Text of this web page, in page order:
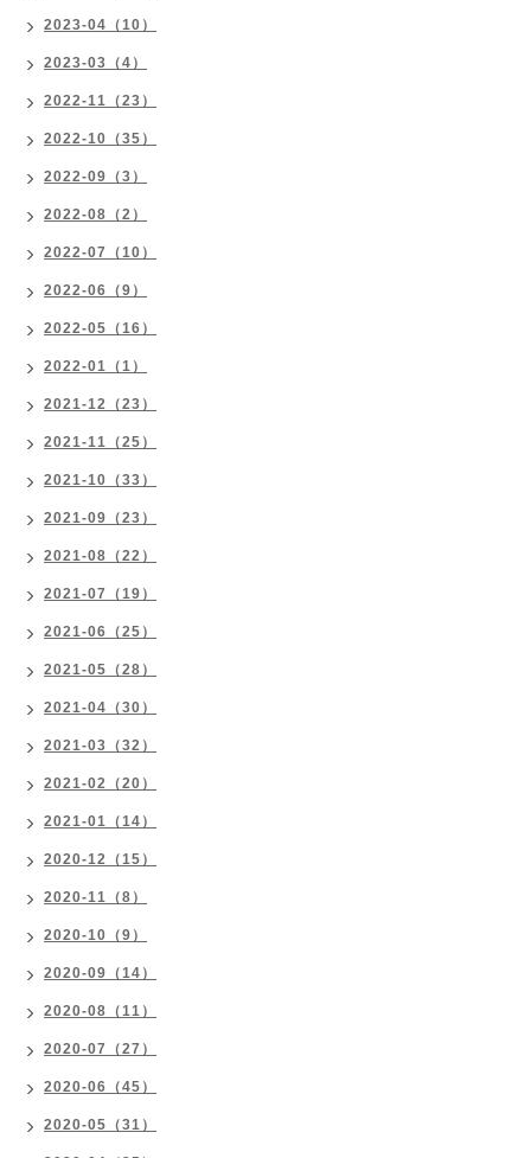
2023-04（10）
2023-03（4）
2022-11（23）
2022-10（35）
2022-09（3）
2022-08（2）
2022-07（10）
2022-06（9）
2022-05（16）
2022-01（1）
2021-12（23）
2021-11（25）
2021-10（33）
2021-09（23）
2021-08（22）
2021-07（19）
2021-06（25）
2021-05（28）
2021-04（30）
2021-03（32）
2021-02（20）
2021-01（14）
2020-12（15）
2020-11（8）
2020-10（9）
2020-09（14）
2020-08（11）
2020-07（27）
2020-06（45）
2020-05（31）